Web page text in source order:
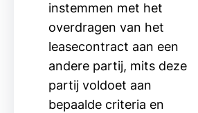
instemmen met het
overdragen van het
leasecontract aan een
andere partij, mits deze
partij voldoet aan
bepaalde criteria en